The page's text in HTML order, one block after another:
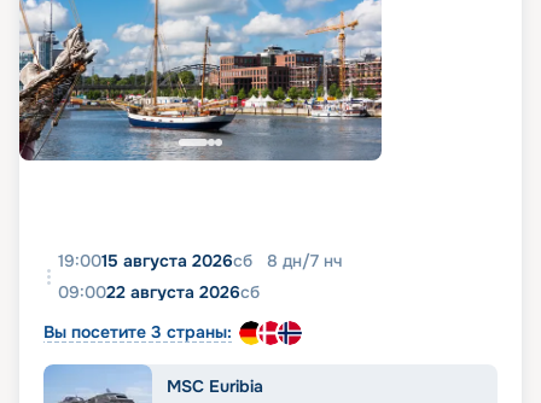
19:0015 августа 2026сб 8 дн/7 нч
09:0022 августа 2026сб
Вы посетите 3 страны:
MSC Euribia